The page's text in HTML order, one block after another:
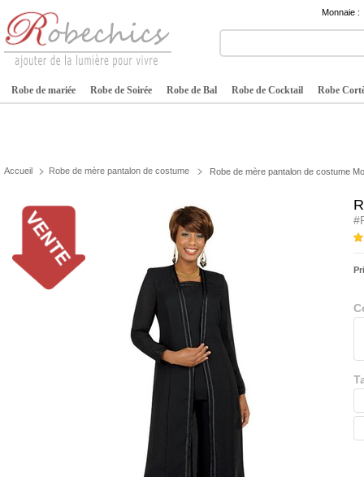
Monnaie :
Robe de mariée Robe de Soirée Robe de Bal Robe de Cocktail Robe
Accueil Robe de mère pantalon de costume Robe de mère pantalon de costume